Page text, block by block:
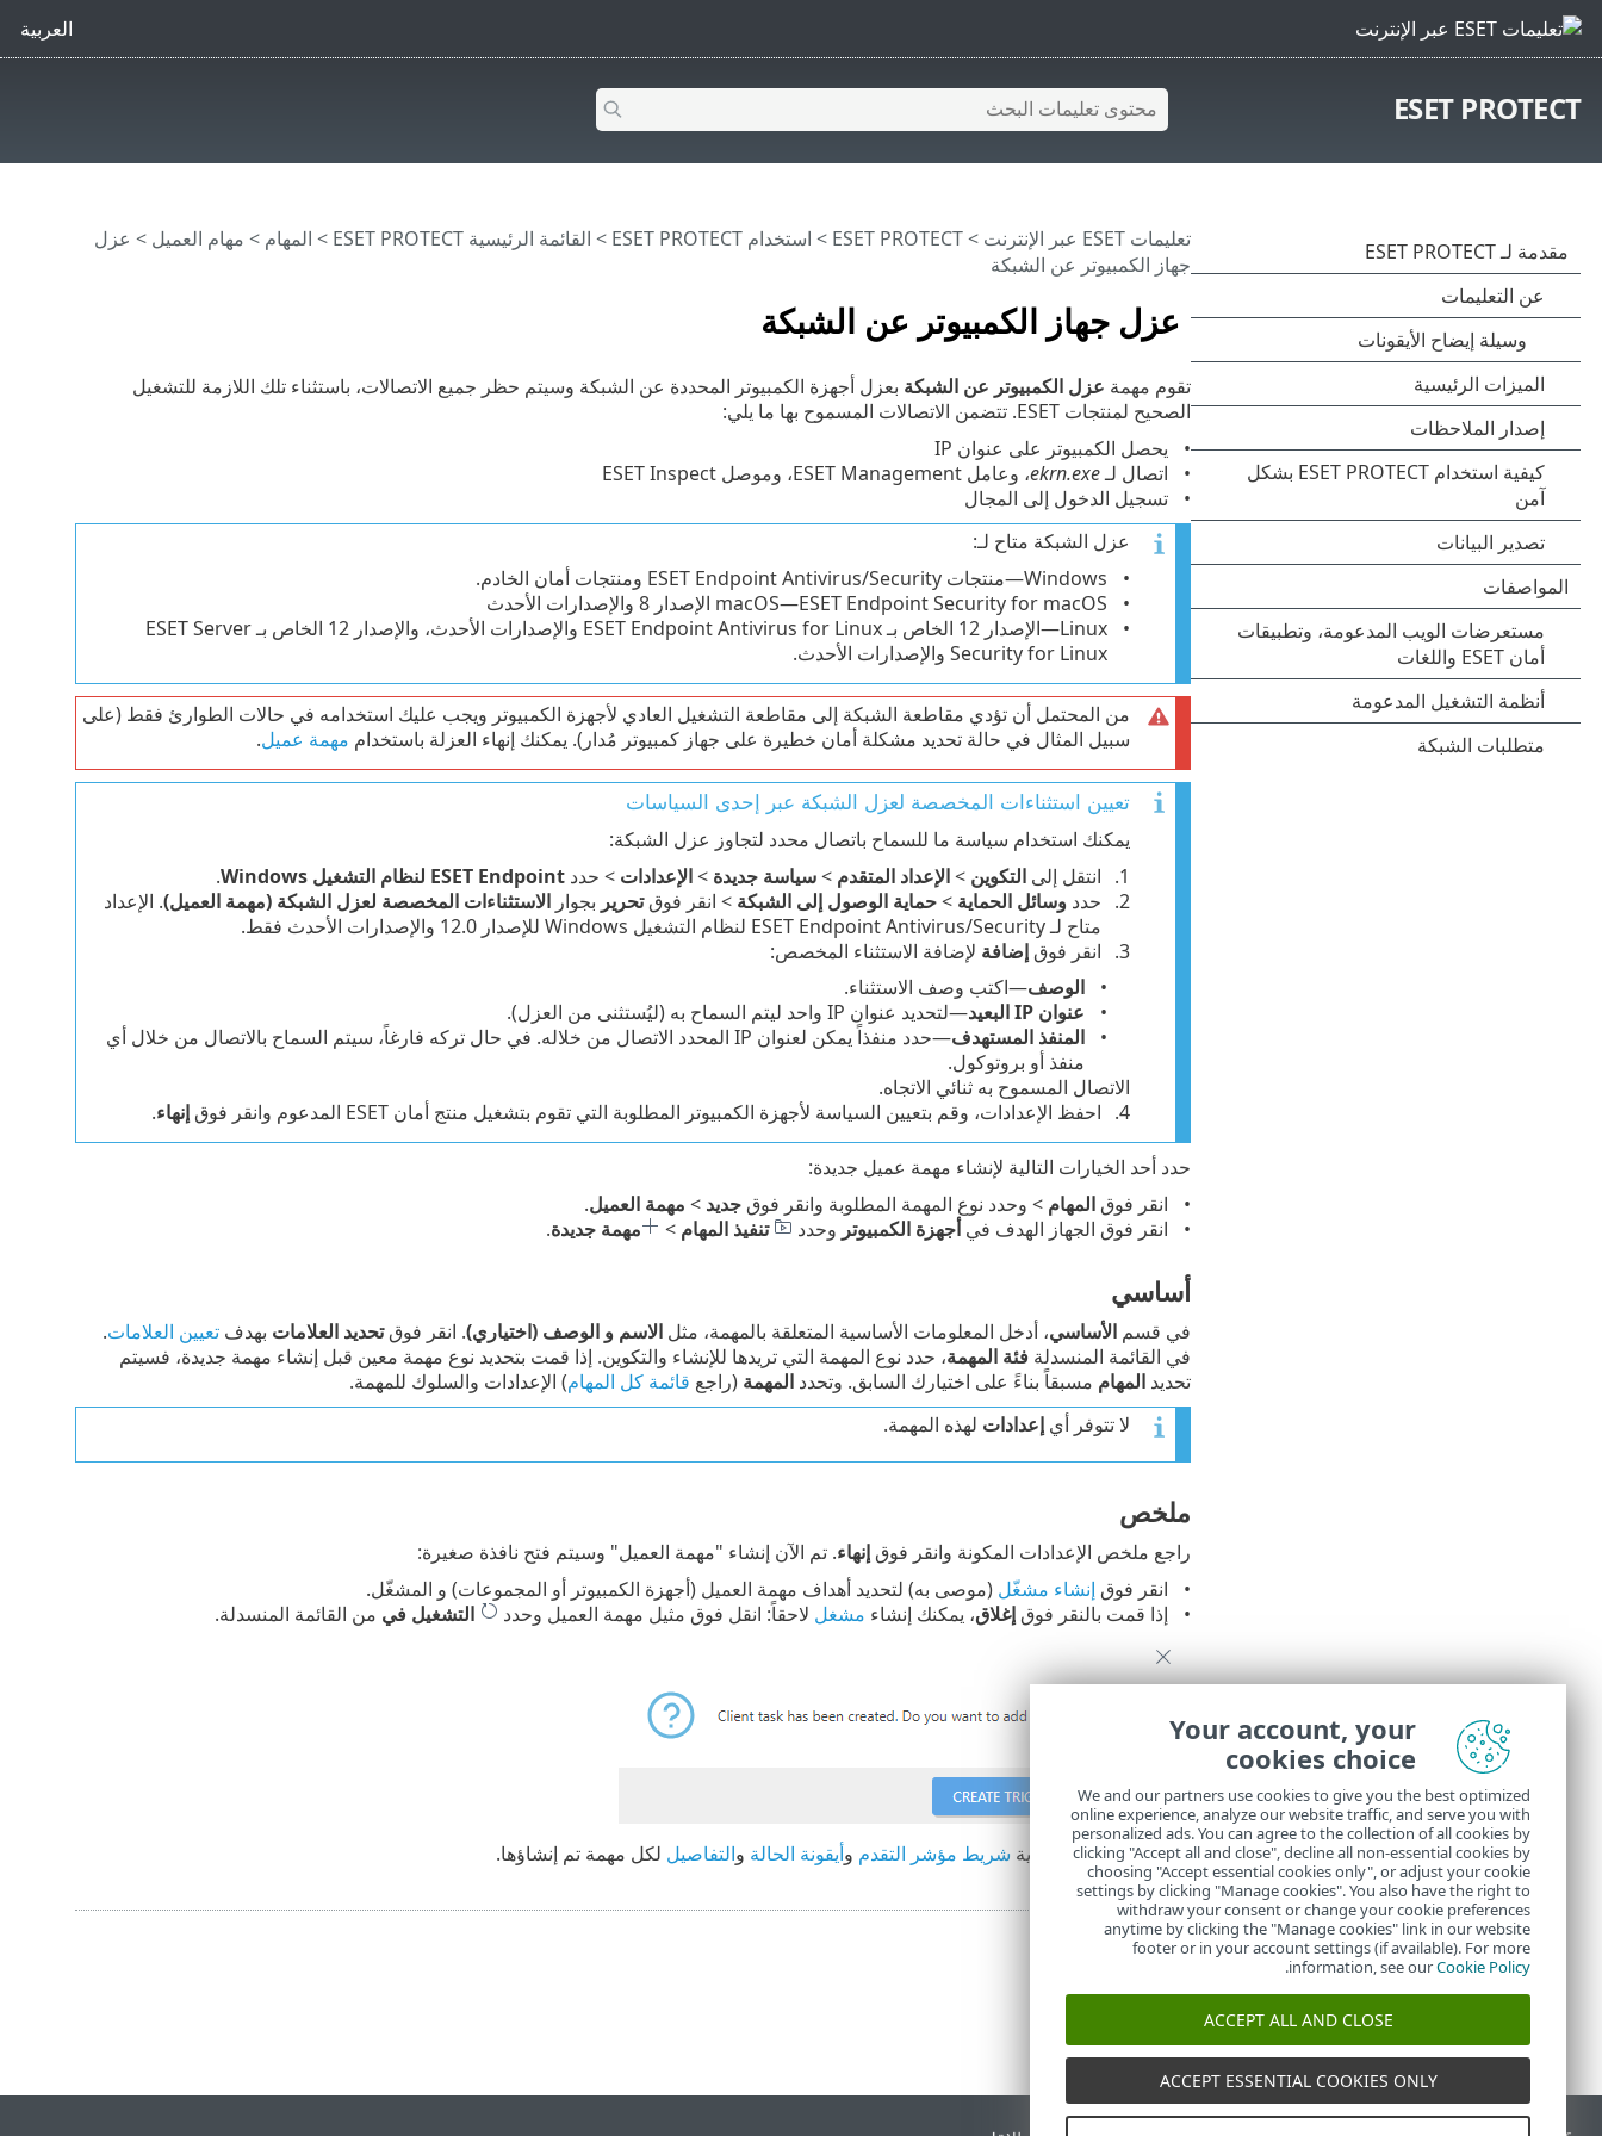
العربية
ESET PROTECT
عزل جهاز الكمبيوتر عن الشبكة
تعليمات ESET عبر الإنترنت >
ESET PROTECT
> استخدام ‎ESET PROTECT > القائمة الرئيسية ESET PROTECT > المهام > مهام العميل > عزل
جهاز الكمبيوتر عن الشبكة
تقوم مهمة عزل الكمبيوتر عن الشبكة بعزل أجهزة الكمبيوتر المحددة عن الشبكة وسيتم حظر جميع الاتصالات، باستثناء تلك اللازمة للتشغيل
الصحيح لمنتجات ESET. تتضمن الاتصالات المسموح بها ما يلي:
يحصل الكمبيوتر على عنوان IP
اتصال لـekrn.exe، وعامل ESET Management، وموصل ESET Inspect
تسجيل الدخول إلى المجال
عزل الشبكة متاح لـ:
Windows—منتجات ESET Endpoint Antivirus/Security ومنتجات أمان الخادم.
macOS—ESET Endpoint Security for macOS الإصدار 8 والإصدارات الأحدث
Linux—الإصدار 12 الخاص بـ ESET Endpoint Antivirus for Linux والإصدارات الأحدث، والإصدار 12 الخاص بـ ESET Server
Security for Linux والإصدارات الأحدث.
من المحتمل أن تؤدي مقاطعة الشبكة إلى مقاطعة التشغيل العادي لأجهزة الكمبيوتر ويجب عليك استخدامه في حالات الطوارئ فقط (على
سبيل المثال في حالة تحديد مشكلة أمان خطيرة على جهاز كمبيوتر مُدار). يمكنك إنهاء العزلة باستخدام مهمة عميل.
تعيين استثناءات المخصصة لعزل الشبكة عبر إحدى السياسات
يمكنك استخدام سياسة ما للسماح باتصال محدد لتجاوز عزل الشبكة:
انتقل إلى التكوين >الإعداد المتقدم >سياسة جديدة >الإعدادات > حدد ESET Endpoint لنظام التشغيل Windows
.
حدد وسائل الحماية >حماية الوصول إلى الشبكة > انقر فوقتحرير بجوار الاستثناءات المخصصة لعزل الشبكة (مهمة العميل). الإعداد
متاح لـ ESET Endpoint Antivirus/Security لنظام التشغيل Windows للإصدار 12.0 والإصدارات الأحدث فقط.
انقر فوقإضافة لإضافة الاستثناء المخصص:
الوصف—اكتب وصف الاستثناء.
عنوان IP البعيد
—لتحديد عنوان IP واحد ليتم السماح به (ليُستثنى من العزل).
المنفذ المستهدف
—حدد منفذاً يمكن لعنوان IP المحدد الاتصال من خلاله. في حال تركه فارغاً، سيتم السماح بالاتصال من خلال أي
منفذ أو بروتوكول.
الاتصال المسموح به ثنائي الاتجاه.
احفظ الإعدادات، وقم بتعيين السياسة لأجهزة الكمبيوتر المطلوبة التي تقوم بتشغيل منتج أمان ESET المدعوم وانقر فوق
إنهاء.
حدد أحد الخيارات التالية لإنشاء مهمة عميل جديدة:
انقر فوقالمهام > وحدد نوع المهمة المطلوبة وانقر فوقجديد > مهمة العميل.
انقر فوق الجهاز الهدف فيأجهزة الكمبيوتر وحدد تنفيذ المهام > مهمة جديدة.
أساسي
في قسم الأساسي، أدخل المعلومات الأساسية المتعلقة بالمهمة، مثل الاسم و الوصف (اختياري). انقر فوقتحديد العلامات بهدف تعيين العلامات.
في القائمة المنسدلة فئة المهمة، حدد نوع المهمة التي تريدها للإنشاء والتكوين. إذا قمت بتحديد نوع مهمة معين قبل إنشاء مهمة جديدة، فسيتم
تحديد المهام مسبقاً بناءً على اختيارك السابق. وتحدد المهمة (راجع قائمة كل المهام) الإعدادات والسلوك للمهمة.
لا تتوفر أي إعدادات لهذه المهمة.
ملخص
راجع ملخص الإعدادات المكونة وانقر فوقإنهاء. تم الآن إنشاء "مهمة العميل" وسيتم فتح نافذة صغيرة:
انقر فوق إنشاء مشغّل (موصى به) لتحديد أهداف مهمة العميل (أجهزة الكمبيوتر أو المجموعات) و المشغّل.
إذا قمت بالنقر فوقإغلاق، يمكنك إنشاء مشغل لاحقاً: انقل فوق مثيل مهمة العميل وحدد التشغيل في من القائمة المنسدلة.
فيالمهام، يمكنك رؤية شريط مؤشر التقدم وأيقونة الحالة والتفاصيل لكل مهمة تم إنشاؤها.
Your account, your
cookies choice
We and our partners use cookies to give you the best optimized
online experience, analyze our website traffic, and serve you with
personalized ads. You can agree to the collection of all cookies by
clicking "Accept all and close", decline all non-essential cookies by
choosing "Accept essential cookies only", or adjust your cookie
settings by clicking "Manage cookies". You also have the right to
withdraw your consent or change your cookie preferences
anytime by clicking the "Manage cookies" link in our website
footer or in your account settings (if available). For more
information, see ourCookie Policy
.
ACCEPT ALL AND CLOSE
ACCEPT ESSENTIAL COOKIES ONLY